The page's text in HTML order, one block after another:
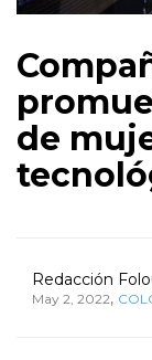
de
Redacción
May 2, 2022,